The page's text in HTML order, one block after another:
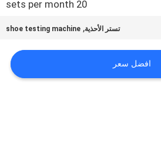
20 sets per month
تستر الأحذية,
shoe testing machine
افضل سعر